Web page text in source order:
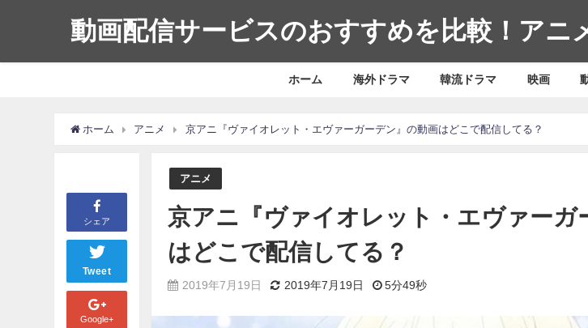
動画配信サービスのおすすめを比較！アニ
ホーム 海外ドラマ 韓流ドラマ 映画
ホーム アニメ 京アニ『ヴァイオレット・エヴァーガーデン』の動画はどこで配信してる？
シェア
Tweet
Google+
アニメ
京アニ『ヴァイオレット・エヴァーガ
はどこで配信してる？
2019年7月19日 2019年7月19日 5分49秒